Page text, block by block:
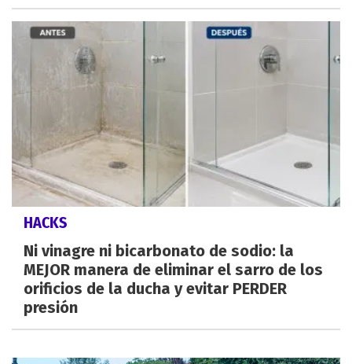
HACKS
Ni vinagre ni bicarbonato de sodio: la
MEJOR manera de eliminar el sarro de los
orificios de la ducha y evitar PERDER
presión